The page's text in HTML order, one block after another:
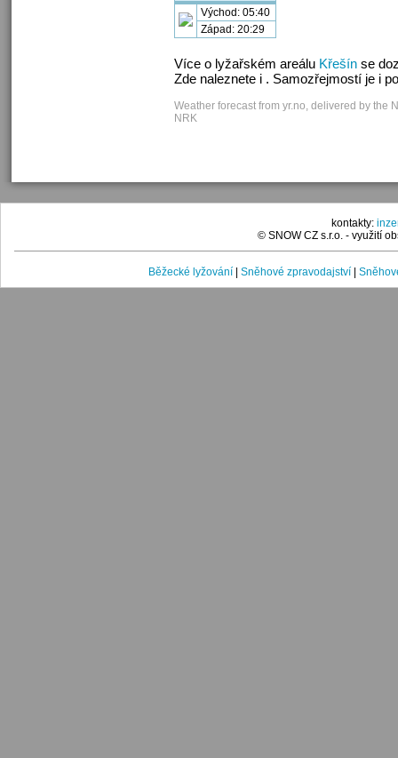
Východ: 05:40
Západ: 20:29
Více o lyžařském areálu Křešín se
Zde naleznete i . Samozřejmostí je i
Weather forecast from yr.no, delivered by the
NRK
kontakty:
© SNOW CZ s.r.o. - využití
Běžecké lyžování Sněhové zpravodajství